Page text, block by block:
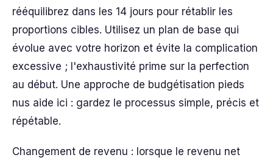
rééquilibrez dans les 14 jours pour rétablir les
proportions cibles. Utilisez un plan de base qui
évolue avec votre horizon et évite la complication
excessive ; l'exhaustivité prime sur la perfection
au début. Une approche de budgétisation pieds
nus aide ici : gardez le processus simple, précis et
répétable.
Changement de revenu : lorsque le revenu net